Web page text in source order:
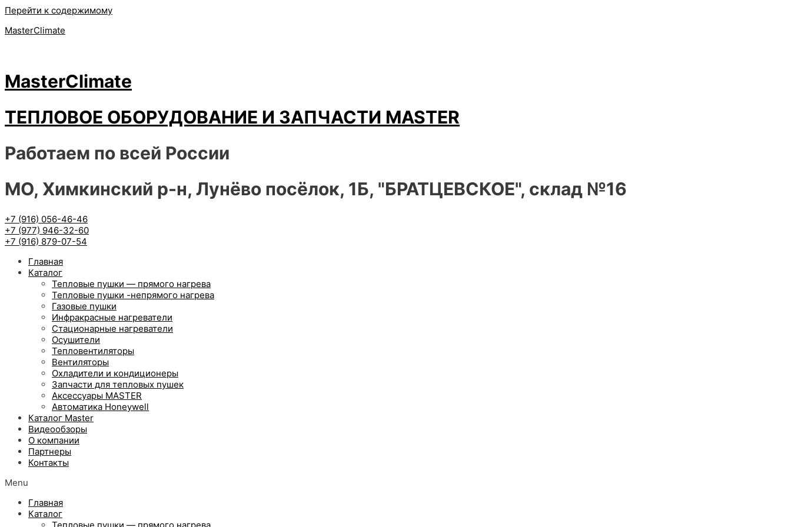
Перейти к содержимому
MasterClimate
MasterClimate
ТЕПЛОВОЕ ОБОРУДОВАНИЕ И ЗАПЧАСТИ MASTER
Работаем по всей России
МО, Химкинский р-н, Лунёво посёлок, 1Б, "БРАТЦЕВСКОЕ", склад №16
+7 (916) 056-46-46
+7 (977) 946-32-60
+7 (916) 879-07-54
Главная
Каталог
Тепловые пушки — прямого нагрева
Тепловые пушки -непрямого нагрева
Газовые пушки
Инфракрасные нагреватели
Стационарные нагреватели
Осушители
Тепловентиляторы
Вентиляторы
Охладители и кондиционеры
Запчасти для тепловых пушек
Аксессуары MASTER
Автоматика Honeywell
Каталог Master
Видеообзоры
О компании
Партнеры
Контакты
Menu
Главная
Каталог